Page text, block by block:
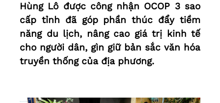
Hùng Lô được công nhận OCOP 3 sao
cấp tỉnh đã góp phần thúc đẩy tiềm
năng du lịch, nâng cao giá trị kinh tế
cho người dân, gìn giữ bản sắc văn hóa
truyền thống của địa phương.